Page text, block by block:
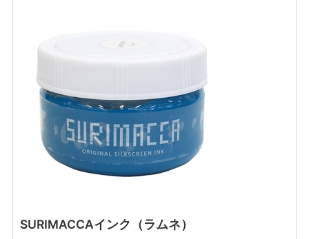
SURIMACCAインク（ラムネ）